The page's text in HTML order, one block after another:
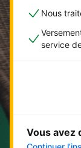
Nous
service
Vous avez